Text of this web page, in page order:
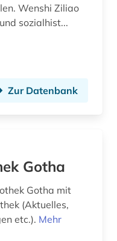
bayerische staatsbibliothek (1)
bayern. bayerische staatsregierung (1)
Wenshi Ziliao
sozialhist...
Zur Datenbank
Gotha
Gotha mit
(Aktuelles,
etc.). Mehr